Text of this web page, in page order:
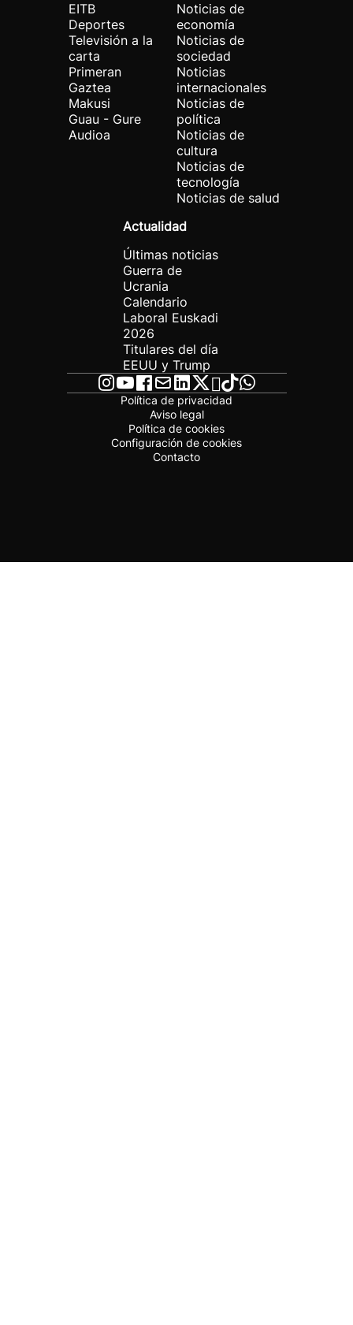
EITB
Deportes
Televisión a la
carta
Primeran
Gaztea
Makusi
Guau - Gure
Audioa
Noticias de
economía
Noticias de
sociedad
Noticias
internacionales
Noticias de
política
Noticias de
cultura
Noticias de
tecnología
Noticias de salud
Actualidad
Últimas noticias
Guerra de
Ucrania
Calendario
Laboral Euskadi
2026
Titulares del día
EEUU y Trump
Política de privacidad
Aviso legal
Política de cookies
Configuración de cookies
Contacto